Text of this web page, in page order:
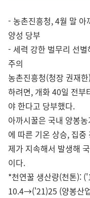
- 농촌진흥청, 4월 말 아
양성 당부
- 세력 강한 벌무리 선
주의
농촌진흥청(청장 권재
하려면, 개화 40일 전부
야 한다고 당부했다.
아까시꿀은 국내 양봉
에 따른 기온 상승, 집
제가 지속해서 발생해
이다.
*천연꿀 생산량(천톤
10.4→('21)25 (양봉산